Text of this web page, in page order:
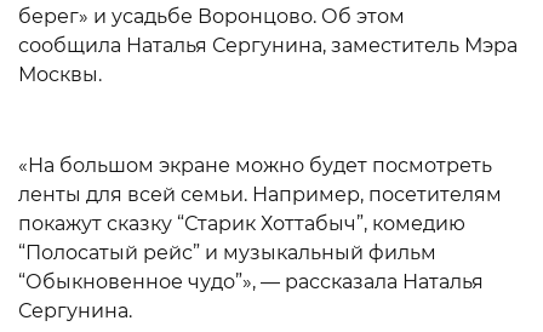
берег» и усадьбе Воронцово. Об этом
сообщила Наталья Сергунина, заместитель Мэра
Москвы.
«На большом экране можно будет посмотреть
ленты для всей семьи. Например, посетителям
покажут сказку “Старик Хоттабыч”, комедию
“Полосатый рейс” и музыкальный фильм
“Обыкновенное чудо”», — рассказала Наталья
Сергунина.